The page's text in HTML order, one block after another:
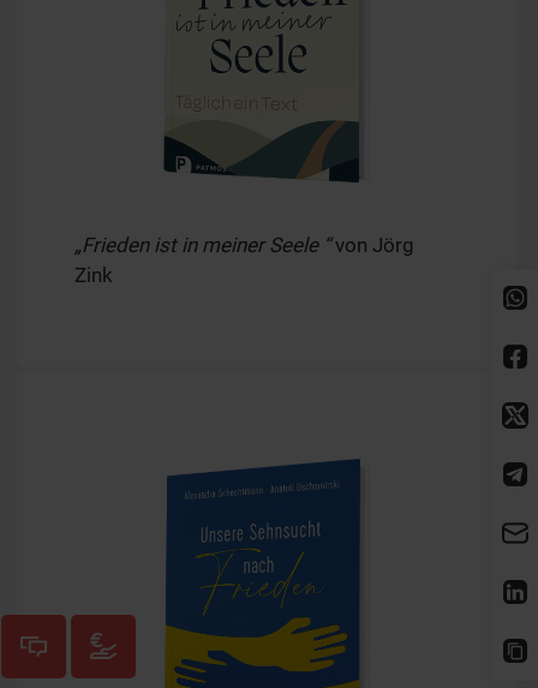
„Frieden ist in meiner Seele “von Jörg
Zink